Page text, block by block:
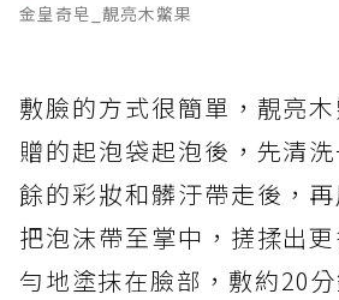
金皇奇皂_靚亮木鱉果
敷臉的方式很簡單，靚亮
贈的起泡袋起泡後，先清
餘的彩妝和髒汙帶走後，再
把泡沫帶至掌中，搓揉出
勻地塗抹在臉部，敷約20